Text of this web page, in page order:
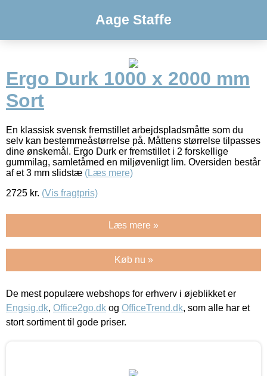
Aage Staffe
Ergo Durk 1000 x 2000 mm
Sort
En klassisk svensk fremstillet arbejdspladsmåtte som du
selv kan bestemmeåstørrelse på. Måttens størrelse tilpasses
dine ønskemål. Ergo Durk er fremstillet i 2 forskellige
gummilag, samletåmed en miljøvenligt lim. Oversiden består
af et 3 mm slidstæ (Læs mere)
2725 kr. (Vis fragtpris)
Læs mere »
Køb nu »
De mest populære webshops for erhverv i øjeblikket er
Engsig.dk, Office2go.dk og OfficeTrend.dk, som alle har et
stort sortiment til gode priser.